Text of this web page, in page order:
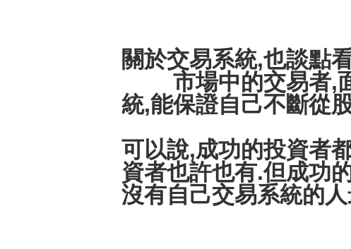
關於交易系統,也談點
市場中的交易者,面
統,能保證自己不斷從
可以說,成功的投資者
資者也許也有.但成功
沒有自己交易系統的